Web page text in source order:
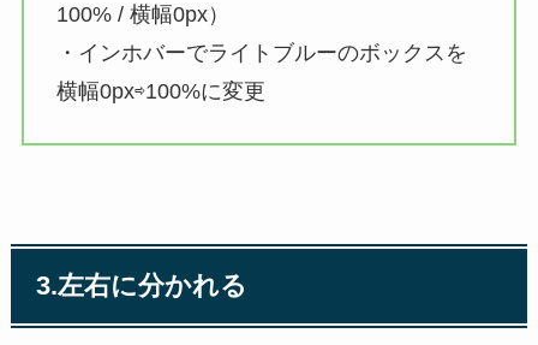
100% / 横幅0px）
・インホバーでライトブルーのボックスを
横幅0px⇨100%に変更
3.左右に分かれる